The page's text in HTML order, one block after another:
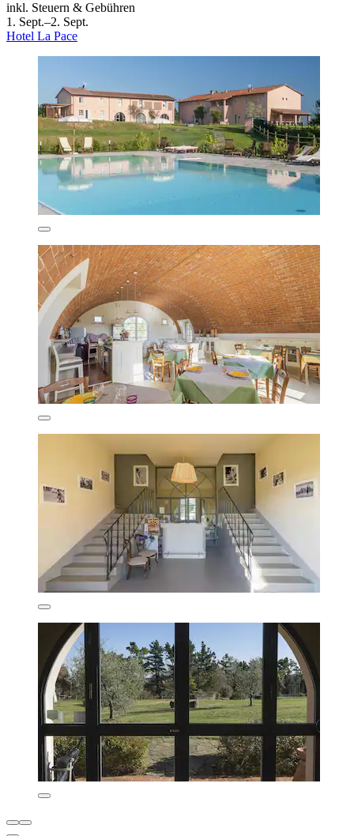
inkl. Steuern & Gebühren
1. Sept.–2. Sept.
Hotel La Pace